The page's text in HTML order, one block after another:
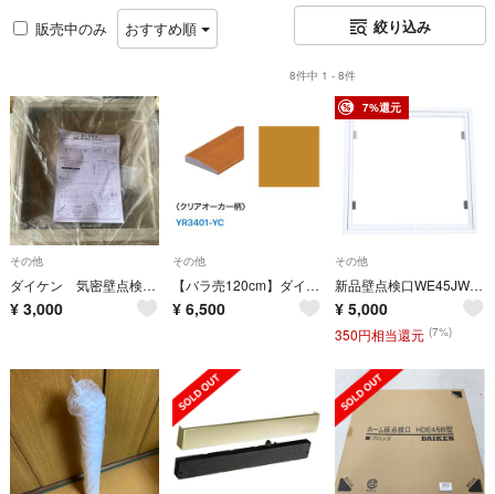
販売中のみ おすすめ順 絞り込み
8件中 1 - 8件
その他
ダイケン 気密壁点検口 ホワイト450角
¥ 3,000
その他
【バラ売120cm】ダイケン 段差見切 無垢仕様〈クリアオーカー柄〉
¥ 6,500
7%還元
その他
新品壁点検口WE45JW ホワイト 天井検査用
¥ 5,000
350円相当還元 (7%)